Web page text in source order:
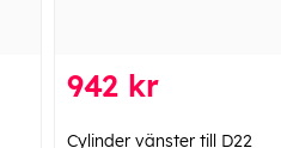
942 kr
Cylinder vänster till D22